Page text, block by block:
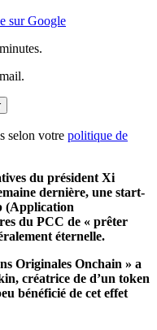
sur Google
selon votre politique de
du président Xi
dernière, une start-
(Application
du PCC de « prêter
éternelle.
Originales Onchain » a
créatrice de d’un token
bénéficié de cet effet